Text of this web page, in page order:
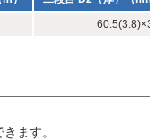
60.5(3.8)×3.5
ます。